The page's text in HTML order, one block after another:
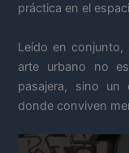
práctica en el
Leído en conjunto,
arte urbano no
pasajera, sino un
donde conviven